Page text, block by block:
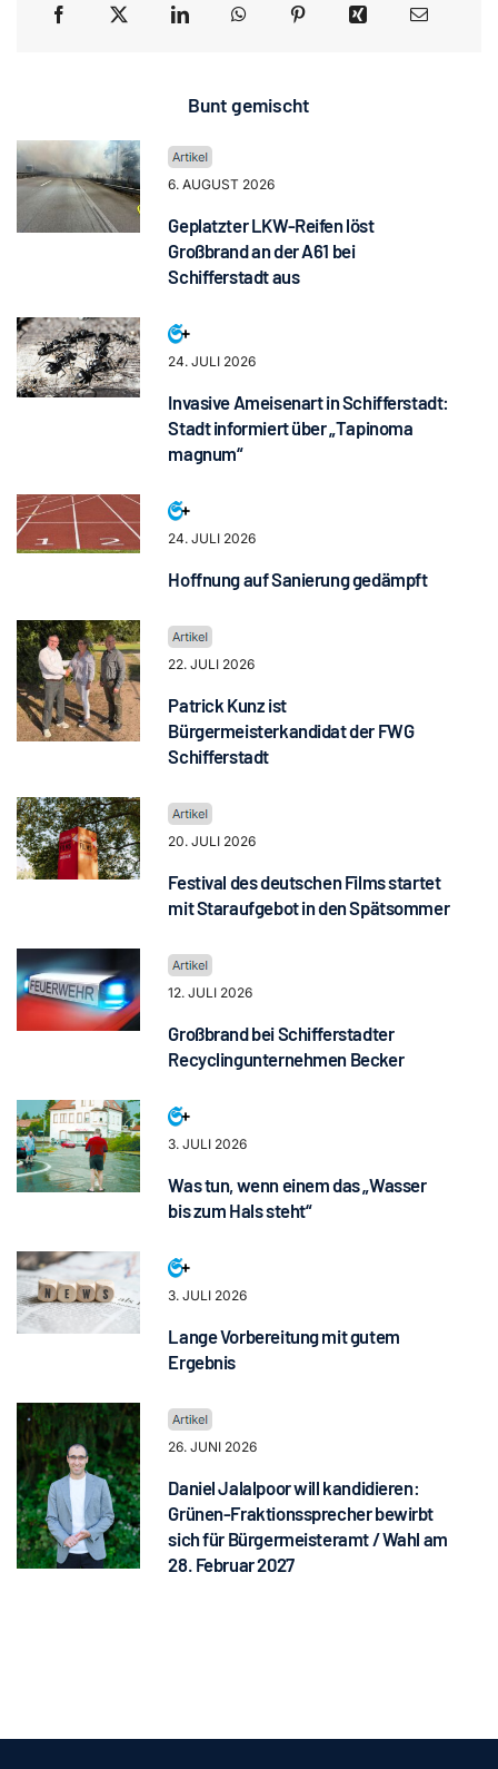
Bunt gemischt
6. AUGUST 2026
Geplatzter LKW-Reifen löst
Großbrand an der A61 bei
Schifferstadt aus
24. JULI 2026
Invasive Ameisenart in Schifferstadt:
Stadt informiert über „Tapinoma
magnum“
24. JULI 2026
Hoffnung auf Sanierung gedämpft
22. JULI 2026
Patrick Kunz ist
Bürgermeisterkandidat der FWG
Schifferstadt
20. JULI 2026
Festival des deutschen Films startet
mit Staraufgebot in den Spätsommer
12. JULI 2026
Großbrand bei Schifferstadter
Recyclingunternehmen Becker
3. JULI 2026
Was tun, wenn einem das „Wasser
bis zum Hals steht“
3. JULI 2026
Lange Vorbereitung mit gutem
Ergebnis
26. JUNI 2026
Daniel Jalalpoor will kandidieren:
Grünen-Fraktionssprecher bewirbt
sich für Bürgermeisteramt / Wahl am
28. Februar 2027